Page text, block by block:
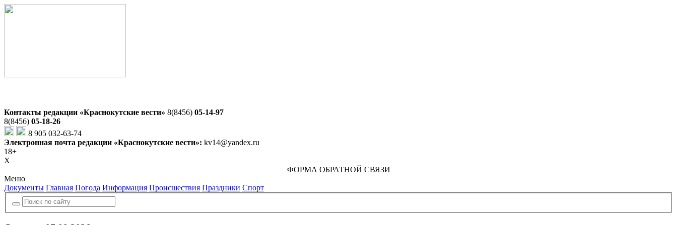
Контакты редакции «Краснокутские вести» 8(8456) 05-14-97
8(8456) 05-18-26
8 905 032-63-74
Электронная почта редакции «Краснокутские вести»: kv14@yandex.ru
18+
X
ФОРМА ОБРАТНОЙ СВЯЗИ
Меню
Документы Главная Погода Информация Происшествия Праздники Спорт